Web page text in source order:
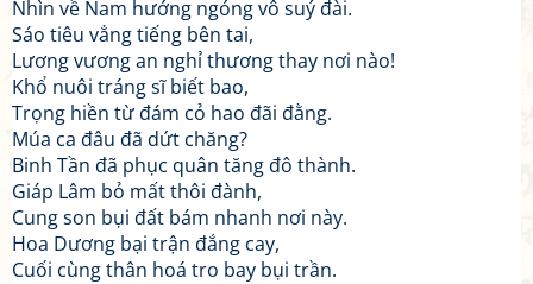
Nhìn về Nam hướng ngóng vô suý đài.
Sáo tiêu vẳng tiếng bên tai,
Lương vương an nghỉ thương thay nơi nào!
Khổ nuôi tráng sĩ biết bao,
Trọng hiền từ đám cỏ hao đãi đằng.
Múa ca đâu đã dứt chăng?
Binh Tần đã phục quân tăng đô thành.
Giáp Lâm bỏ mất thôi đành,
Cung son bụi đất bám nhanh nơi này.
Hoa Dương bại trận đắng cay,
Cuối cùng thân hoá tro bay bụi trần.